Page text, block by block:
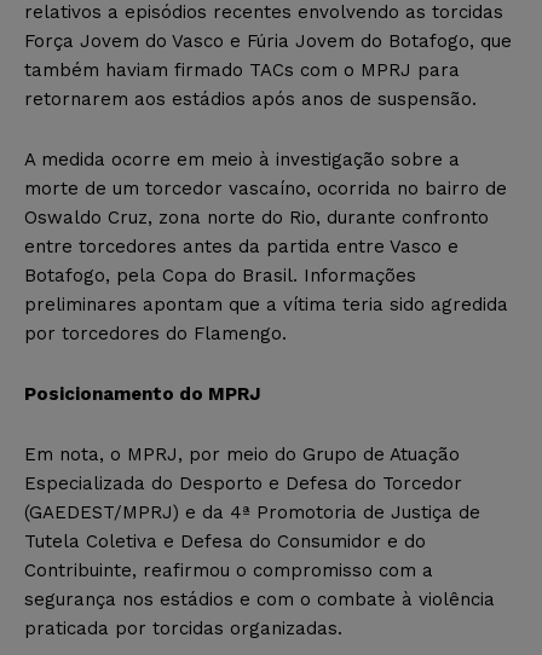
relativos a episódios recentes envolvendo as torcidas
Força Jovem do Vasco e Fúria Jovem do Botafogo, que
também haviam firmado TACs com o MPRJ para
retornarem aos estádios após anos de suspensão.
A medida ocorre em meio à investigação sobre a
morte de um torcedor vascaíno, ocorrida no bairro de
Oswaldo Cruz, zona norte do Rio, durante confronto
entre torcedores antes da partida entre Vasco e
Botafogo, pela Copa do Brasil. Informações
preliminares apontam que a vítima teria sido agredida
por torcedores do Flamengo.
Posicionamento do MPRJ
Em nota, o MPRJ, por meio do Grupo de Atuação
Especializada do Desporto e Defesa do Torcedor
(GAEDEST/MPRJ) e da 4ª Promotoria de Justiça de
Tutela Coletiva e Defesa do Consumidor e do
Contribuinte, reafirmou o compromisso com a
segurança nos estádios e com o combate à violência
praticada por torcidas organizadas.